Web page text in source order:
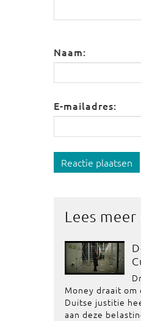
Naam:
E-mailadres:
Reactie plaatsen
Lees
Money draait om
Duitse justitie
aan deze